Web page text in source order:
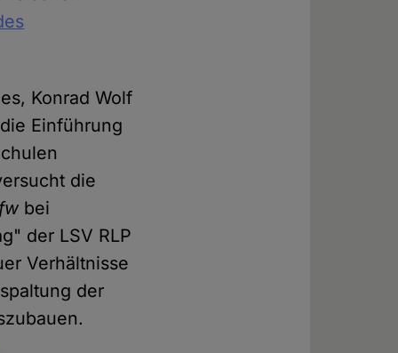
Konrad Wolf
Einführung
die
bei
der LSV RLP
Verhältnisse
der